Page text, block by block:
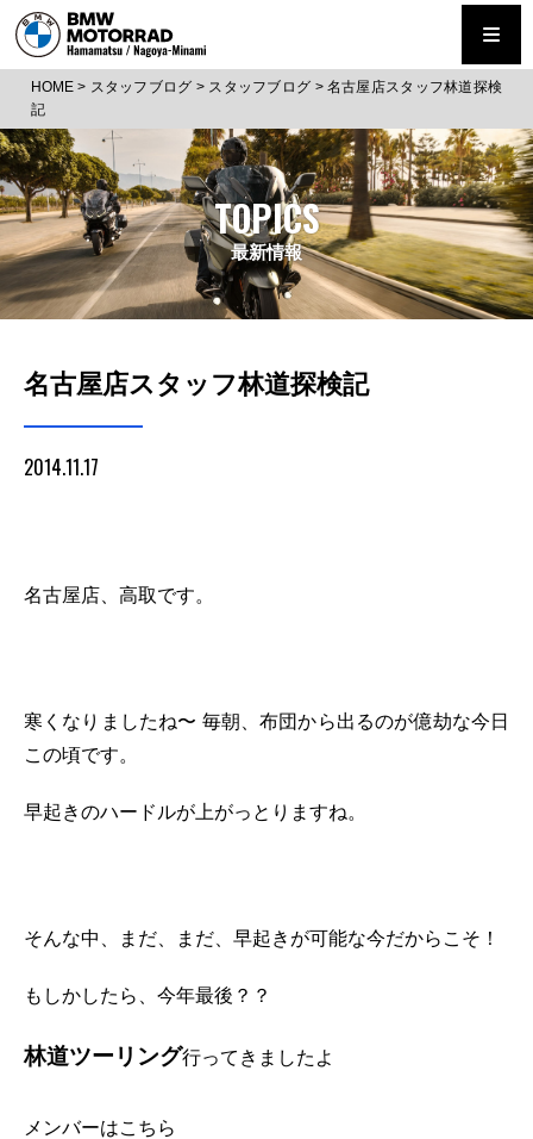
HOME > スタッフブログ > スタッフブログ > 名古屋店スタッフ林道探検
記
TOPICS
最新情報
名古屋店スタッフ林道探検記
2014.11.17
名古屋店、高取です。
寒くなりましたね〜 毎朝、布団から出るのが億劫な今日
この頃です。
早起きのハードルが上がっとりますね。
そんな中、まだ、まだ、早起きが可能な今だからこそ！
もしかしたら、今年最後？？
林道ツーリング行ってきましたよ
メンバーはこちら